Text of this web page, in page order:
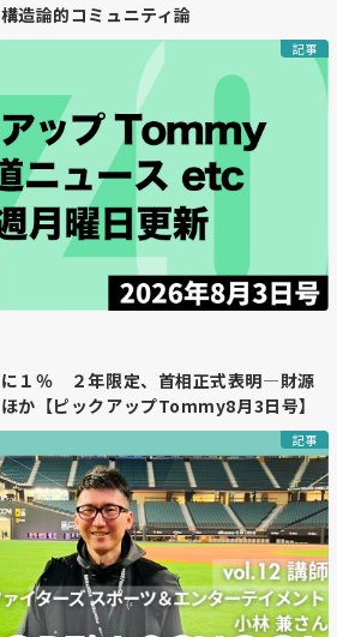
造論的コミュニティ論
記事
に１％ ２年限定、首相正式表明―財源
か【ピックアップTommy8月3日号】
記事